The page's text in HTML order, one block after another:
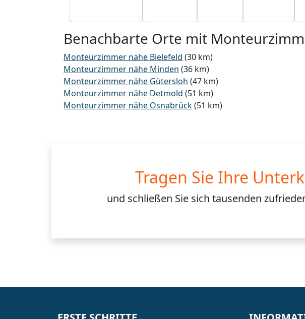
Benachbarte Orte mit
Monteurzimmer nähe Bielefeld (30 km)
Monteurzimmer nähe Minden (36 km)
Monteurzimmer nähe Gütersloh (47 km)
Monteurzimmer nähe Detmold (51 km)
Monteurzimmer nähe Osnabrück(51 km)
Tragen Sie Ihre
und schließen Sie sich tausenden